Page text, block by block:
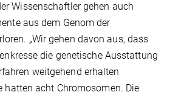
Wissenschaftler gehen auch
aus dem Genom der
„Wir gehen davon aus, dass
die genetische Ausstattung
weitgehend erhalten
hatten acht Chromosomen. Die